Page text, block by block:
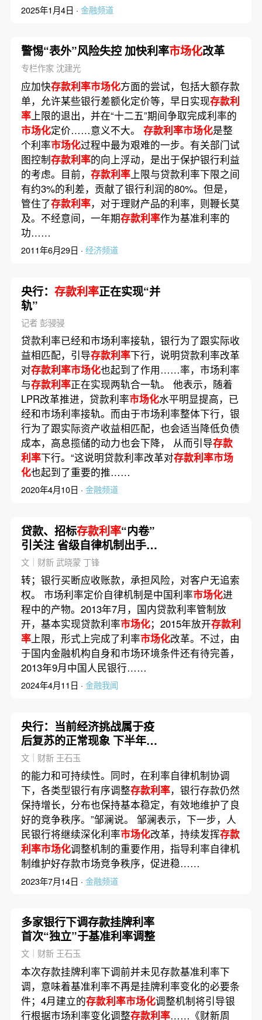
2025年1月4日 · 金融频道
警惕“表外”风险失控 加快利率市场化改革
专栏作家 沈建光
应加快存款利率市场化方面的尝试，包括大额存款
单，允许某些银行差额化定价等，早日实现存款利
率上限的退出，并在“十二五”期间争取完成利率的
市场化定价……意义不大。 存款利率市场化是整
个利率市场化过程中最为艰难的一步。有关部门试
图控制存款利率的向上浮动，是出于保护银行利益
的考虑。目前， 存款利率上限与贷款利率下限之间
有约3%的利差，贡献了银行利润的80%。但是，
管住了存款利率，对于理财产品的利率，则鞭长莫
及。不经意间，一年期存款利率作为基准利率的
功……
2011年6月29日 · 经济频道
央行： 存款利率正在实现“并
轨”
记者 彭骎骎
贷款利率已经和市场利率接轨，银行为了跟实际收
益相匹配，引导存款利率下行，说明贷款利率改革
对存款利率市场化也起到了作用……率，市场利率
与存款利率正在实现两轨合一轨。 他表示，随着
LPR改革推进，贷款利率市场化水平明显提高，已
经和市场利率接轨。而由于市场利率整体下行，银
行为了跟实际资产收益相匹配，也会适当降低负债
成本，高息揽储的动力也会下降， 从而引导存款
利率下行。“这说明贷款利率改革对存款利率市场
化也起到了重要的推……
2020年4月10日 · 金融频道
贷款、招标存款利率“内卷”
引关注 省级自律机制出手引
导
文｜财新 武晓蒙 丁锋
转；银行买断应收账款，承担风险，对客户无追索
权。 市场利率定价自律机制是中国利率市场化进
程中的产物。2013年7月，国内贷款利率管制放
开，基本实现贷款利率市场化；2015年放开存款利
率上限，形式上完成了利率市场化改革。不过，由
于国内金融机构自身和市场环境条件还有待完善，
2013年9月中国人民银行……
2024年4月11日 · 金融我闻
央行：当前经济挑战属于疫
后复苏的正常现象 下半年没
有通缩风险
文｜财新 王石玉
的能力和可持续性。同时，在利率自律机制协调
下，各类型银行有序调整存款利率，银行存款仍然
保持增长，分布也保持基本稳定，有效地维护了良
好的竞争秩序。”邹澜说。 邹澜表示，下一步，人
民银行将继续深化利率市场化改革，持续发挥存款
利率市场化调整机制的重要作用，指导利率自律机
制维护好存款市场竞争秩序，促进稳……
2023年7月14日 · 金融频道
多家银行下调存款挂牌利率
首次“独立”于基准利率调整
文｜财新 王石玉
本次存款挂牌利率下调前并未见存款基准利率下
调，意味着基准利率不再是挂牌利率变化的必要条
件；4月建立的存款利率市场化调整机制将引导银
行根据市场利率变化调整存款利率……《财新周